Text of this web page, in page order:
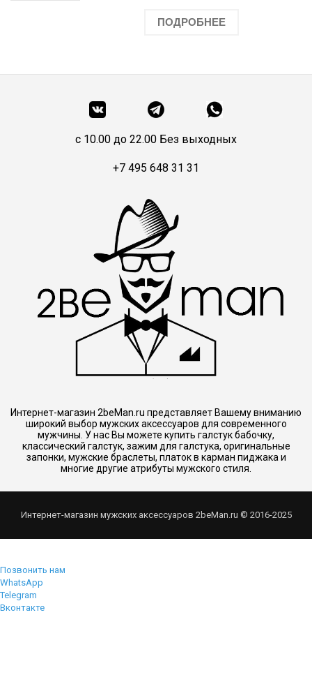
ПОДРОБНЕЕ
c 10.00 до 22.00 Без выходных
+7 495 648 31 31
Интернет-магазин 2beMan.ru представляет Вашему вниманию
широкий выбор мужских аксессуаров для современного
мужчины. У нас Вы можете купить галстук бабочку,
классический галстук, зажим для галстука, оригинальные
запонки, мужские браслеты, платок в карман пиджака и
многие другие атрибуты мужского стиля.
Интернет-магазин мужских аксессуаров 2beMan.ru © 2016-2025
Позвонить нам
WhatsApp
Telegram
Вконтакте